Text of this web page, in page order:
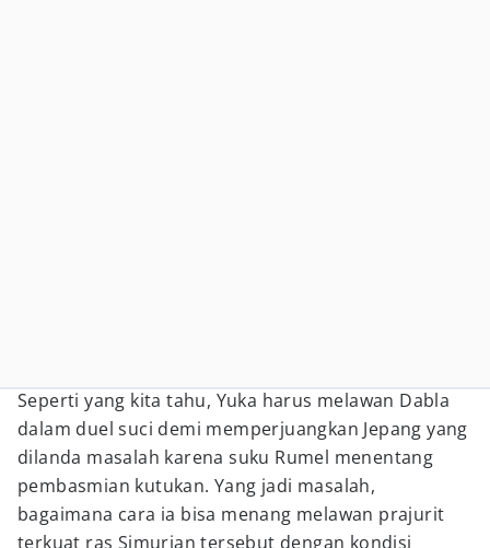
Seperti yang kita tahu, Yuka harus melawan Dabla
dalam duel suci demi memperjuangkan Jepang yang
dilanda masalah karena suku Rumel menentang
pembasmian kutukan. Yang jadi masalah,
bagaimana cara ia bisa menang melawan prajurit
terkuat ras Simurian tersebut dengan kondisi